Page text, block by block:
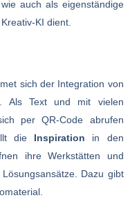
auch als eigenständige
KI dient.
sich der Integration von
. Als Text und mit vielen
per QR-Code abrufen
die Inspiration in den
ihre Werkstätten und
Dazu gibt